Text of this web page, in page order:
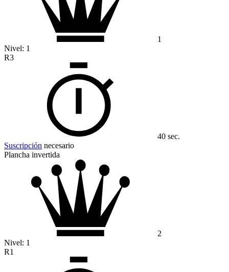
1
Nivel: 1
R3
40 sec.
Suscripción necesario
Plancha invertida
2
Nivel: 1
R1